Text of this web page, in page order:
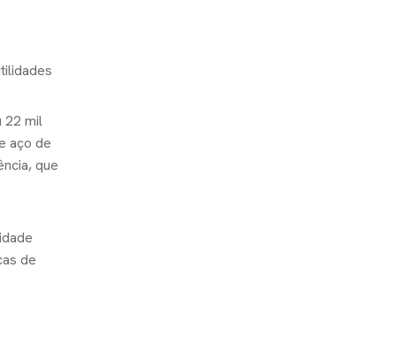
22 mil
aço de
que
de